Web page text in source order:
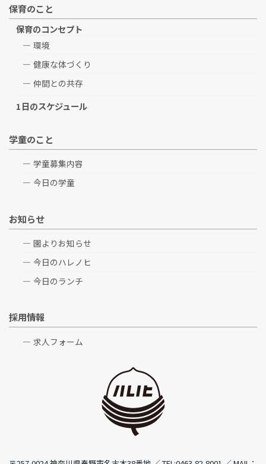
保育のこと
保育のコンセプト
環境
健康な体づくり
仲間との共存
1日のスケジュール
学童のこと
学童募集内容
今日の学童
お知らせ
園よりお知らせ
今日のハレノヒ
今日のランチ
採用情報
求人フォーム